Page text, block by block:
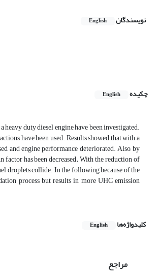
نویسندگان English
چکیده
English
duty diesel engine have been investigated.
have been used. Results showed that with a
and engine performance deteriorated. Also, by
has been decreased.With the reduction of
droplets collide. In the following because of the
process but results in more UHC emission
کلیدواژه‌ها English
مراجع